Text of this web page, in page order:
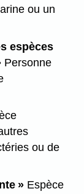
ou un
espèces
Personne
ou de
» Espèce